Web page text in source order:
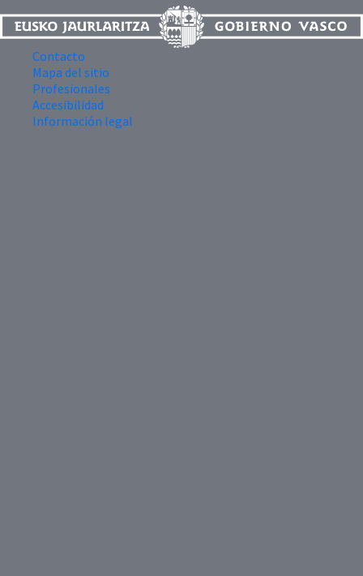
Contacto
Mapa del sitio
Profesionales
Accesibilidad
Información legal